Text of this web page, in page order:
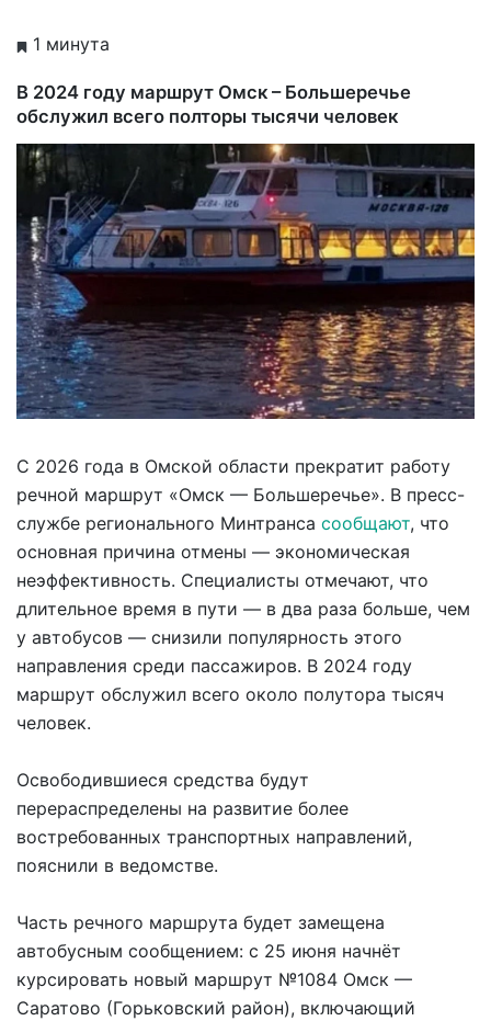
1 минута
В 2024 году маршрут Омск – Большеречье
обслужил всего полторы тысячи человек
С 2026 года в Омской области прекратит работу
речной маршрут «Омск — Большеречье». В пресс-
службе регионального Минтранса сообщают, что
основная причина отмены — экономическая
неэффективность. Специалисты отмечают, что
длительное время в пути — в два раза больше, чем
у автобусов — снизили популярность этого
направления среди пассажиров. В 2024 году
маршрут обслужил всего около полутора тысяч
человек.
Освободившиеся средства будут
перераспределены на развитие более
востребованных транспортных направлений,
пояснили в ведомстве.
Часть речного маршрута будет замещена
автобусным сообщением: с 25 июня начнёт
курсировать новый маршрут №1084 Омск —
Саратово (Горьковский район), включающий